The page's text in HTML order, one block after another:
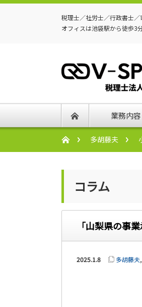
税理士／社労士／行政書士
オフィスは池袋駅から徒歩3
業務内容
多胡藤夫
コラム
「山梨県の事
2025.1.8 多胡藤夫,